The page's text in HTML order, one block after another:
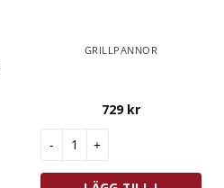
GRILLPANNOR
729 kr